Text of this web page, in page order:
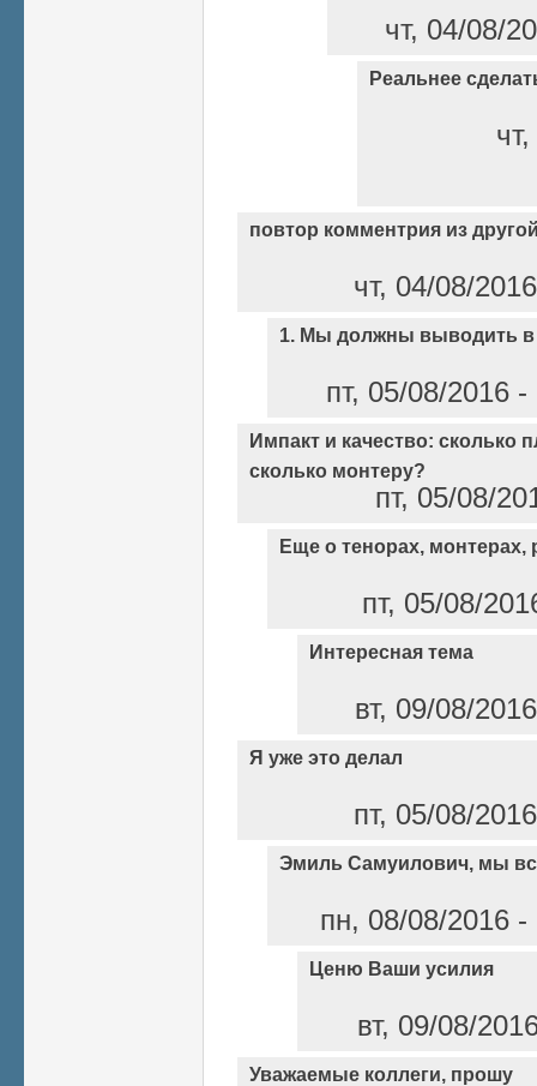
чт, 04/08/
Реальнее
повтор комментрия из
чт, 04/08/
1. Мы должны выводить
пт, 05/08/2016
Импакт и качество: сколько
сколько монтеру?
пт, 05/08/
Еще о тенорах, монтерах,
пт, 05/08/
Интересная тема
вт, 09/08/
Я уже это делал
пт, 05/08/
Эмиль Самуилович, мы
пн, 08/08/2016
Ценю Ваши усилия
вт, 09/08/
Уважаемые коллеги, прошу